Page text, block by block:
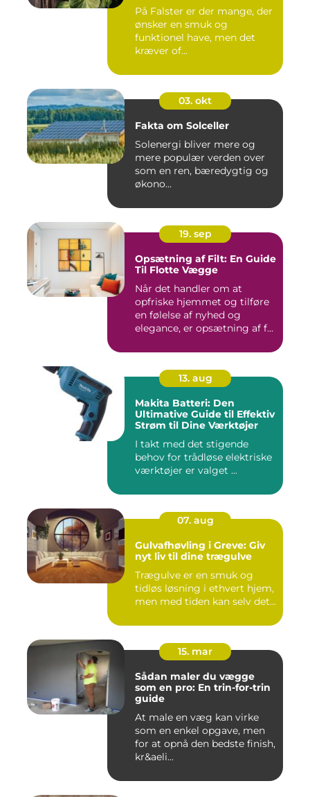
På Falster er der mange, der
ønsker en smuk og
funktionel have, men det
kræver of...
03. okt
Fakta om Solceller
Solenergi bliver mere og
mere populær verden over
som en ren, bæredygtig og
økono...
19. sep
Opsætning af Filt: En Guide
Til Flotte Vægge
Når det handler om at
opfriske hjemmet og tilføre
en følelse af nyhed og
elegance, er opsætning af f...
13. aug
Makita Batteri: Den
Ultimative Guide til Effektiv
Strøm til Dine Værktøjer
I takt med det stigende
behov for trådløse elektriske
værktøjer er valget ...
07. aug
Gulvafhøvling i Greve: Giv
nyt liv til dine trægulve
Trægulve er en smuk og
tidløs løsning i ethvert hjem,
men med tiden kan selv det...
15. mar
Sådan maler du vægge
som en pro: En trin-for-trin
guide
At male en væg kan virke
som en enkel opgave, men
for at opnå den bedste finish,
kr&aeli...